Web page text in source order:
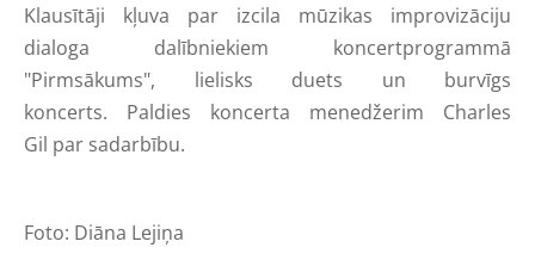
Klausītāji kļuva par izcila mūzikas improvizāciju
dialoga dalībniekiem koncertprogrammā
"Pirmsākums", lielisks duets un burvīgs
koncerts. Paldies koncerta menedžerim Charles
Gil par sadarbību.
Foto: Diāna Lejiņa